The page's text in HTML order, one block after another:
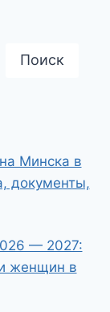
Поиск
Минска в
документы,
— 2027:
женщин в